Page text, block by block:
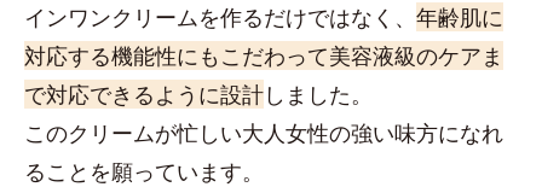
インワンクリームを作るだけではなく、 年齢肌に
対応する機能性にもこだわって美容液級のケアま
で対応できるように設計しました。
このクリームが忙しい大人女性の強い味方になれ
ることを願っています。